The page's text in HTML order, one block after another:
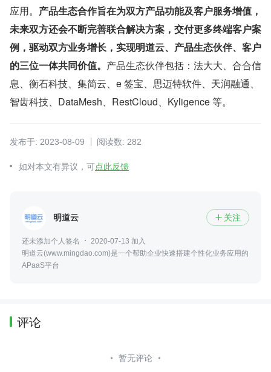
应用。 产品生态合作旨在为双方产品功能及客户服务增值，
未来双方还会不断完善联合解决方案，交付更多终端客户案
例，驱动双方业务增长，实现明道云、产品生态伙伴、客户
的三位一体共同价值。 产品生态伙伴包括：法大大、合合信
息、衡石科技、集简云、e 签宝、思迈特软件、天润融通、
智齿科技、DataMesh、RestCloud、Kyligence 等。
发布于: 2023-08-09 阅读数: 282
如对本文有异议，可点此反馈
明道云  关注
还未添加个人签名
2020-07-13 加入
明道云(www.mingdao.com)是一个帮助企业快速搭建个性化业务应用的
APaaS平台
评论
暂无评论